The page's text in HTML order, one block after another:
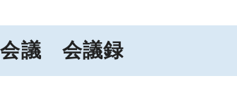
会議 会議録